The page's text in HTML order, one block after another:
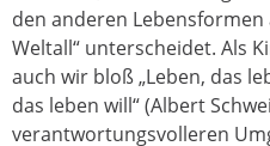
den anderen
Weltall“ unterscheidet. Als
auch wir bloß „Leben, das
das leben will“ (Albert
verantwortungsvolleren